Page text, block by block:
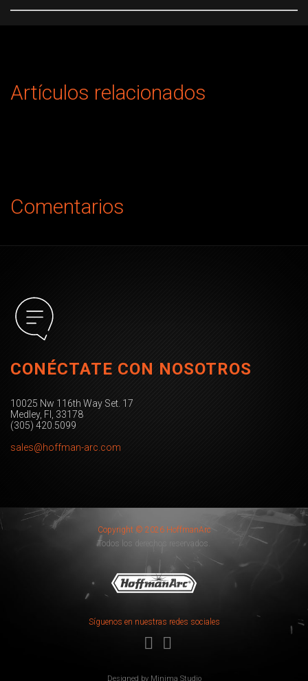
Artículos relacionados
Comentarios
CONÉCTATE CON NOSOTROS
10025 Nw 116th Way Set. 17
Medley, Fl, 33178
(305) 420.5099
sales@hoffman-arc.com
Copyright © 2026 HoffmanArc
Todos los derechos reservados.
Síguenos en nuestras redes sociales
Designed by Minima Studio